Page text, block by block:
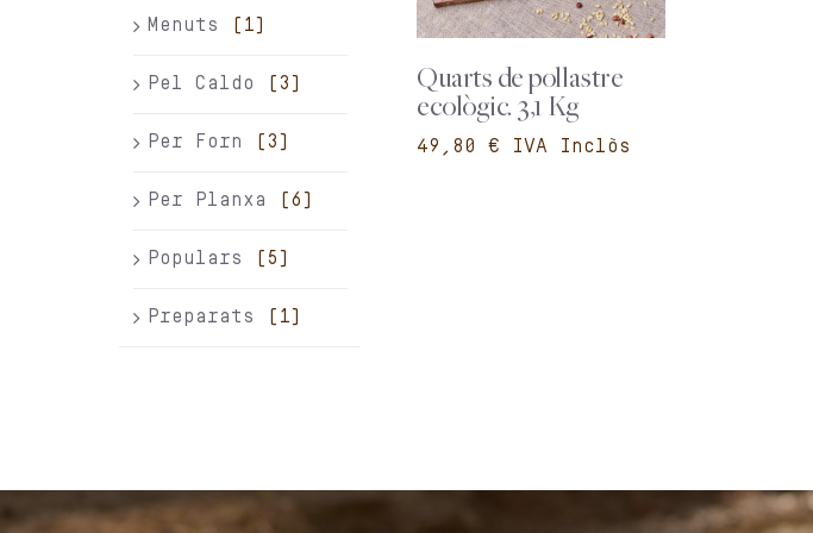
Menuts (1)
Pel Caldo (3)
Per Forn (3)
Per Planxa (6)
Populars (5)
Preparats (1)
Quarts de pollastre
ecològic. 3,1 Kg
€